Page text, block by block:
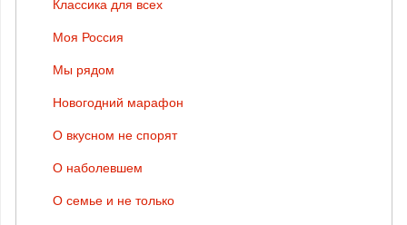
Классика для всех
Моя Россия
Мы рядом
Новогодний марафон
О вкусном не спорят
О наболевшем
О семье и не только